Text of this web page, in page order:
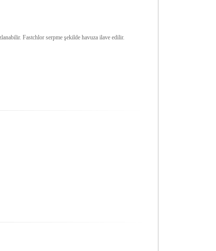
Fastchlor serpme şekilde havuza ilave edilir.